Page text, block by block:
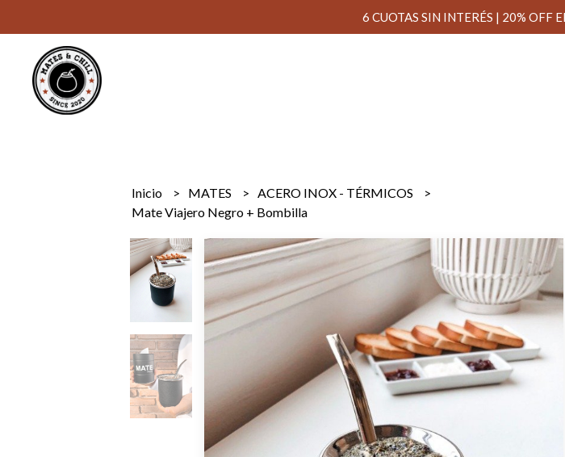
6 CUOTAS SIN INTERÉS | 20% OFF
Inicio MATES
ACERO INOX - TÉRMICOS
Mate Viajero Negro + Bombilla